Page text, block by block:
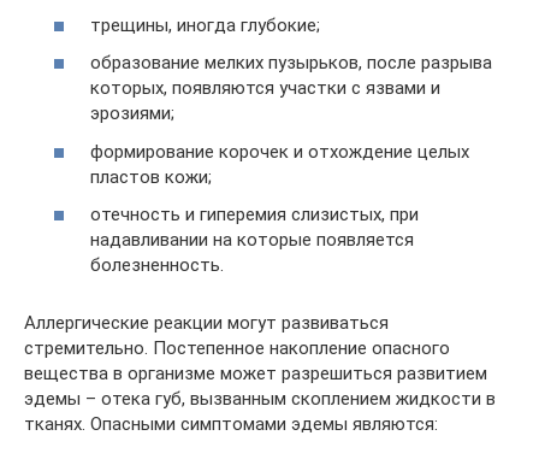
трещины, иногда глубокие;
образование мелких пузырьков, после разрыва
которых, появляются участки с язвами и
эрозиями;
формирование корочек и отхождение целых
пластов кожи;
отечность и гиперемия слизистых, при
надавливании на которые появляется
болезненность.
Аллергические реакции могут развиваться
стремительно. Постепенное накопление опасного
вещества в организме может разрешиться развитием
эдемы – отека губ, вызванным скоплением жидкости в
тканях. Опасными симптомами эдемы являются: